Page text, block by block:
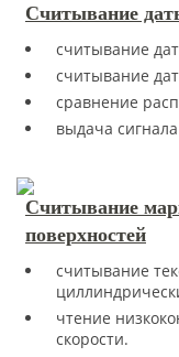
Считывание
считывание
считывание
сравнение
выдача
Считывание
поверхностей
считывание
чтение
скорости.